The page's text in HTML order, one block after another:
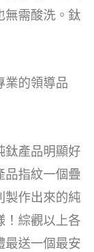
無需酸洗。鈦
業的領導品
鈦產品明顯好
品指紋一個疊
製作出來的純
！綜觀以上各
最送一個最安